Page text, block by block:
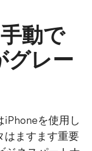
動で
グレー
を使用し
はますます重要